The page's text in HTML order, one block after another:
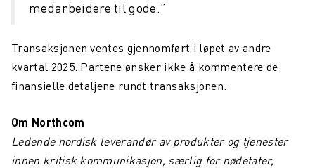
medarbeidere tilgode.”
Transaksjonen ventes gjennomført i løpet av andre
kvartal 2025. Partene ønsker ikke å kommentere de
finansielle detaljene rundt transaksjonen.
Om Northcom
Ledende nordisk leverandør av produkter og tjenester
innen kritisk kommunikasjon, særlig for nødetater,